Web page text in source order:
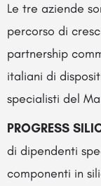
Le tre aziende
percorso di
partnership
italiani di
specialisti del
PROGRESS
di dipendenti
componenti in